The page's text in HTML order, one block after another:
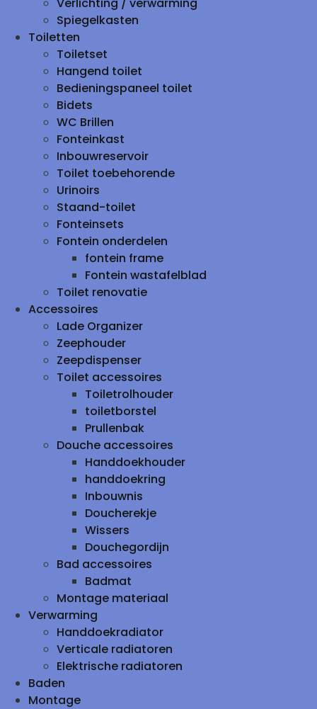
Spiegelkasten
Toiletten
Toiletset
Hangend toilet
Bedieningspaneel toilet
Bidets
WC Brillen
Fonteinkast
Inbouwreservoir
Toilet toebehorende
Urinoirs
Staand-toilet
Fonteinsets
Fontein onderdelen
fontein frame
Fontein wastafelblad
Toilet renovatie
Accessoires
Lade Organizer
Zeephouder
Zeepdispenser
Toilet accessoires
Toiletrolhouder
toiletborstel
Prullenbak
Douche accessoires
Handdoekhouder
handdoekring
Inbouwnis
Doucherekje
Wissers
Douchegordijn
Bad accessoires
Badmat
Montage materiaal
Verwarming
Handdoekradiator
Verticale radiatoren
Elektrische radiatoren
Baden
Montage